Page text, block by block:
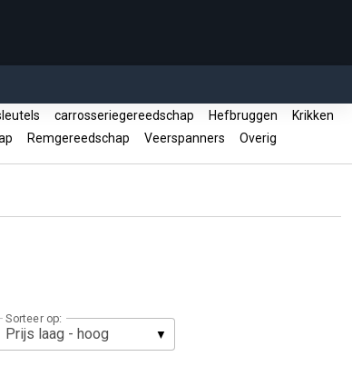
carrosseriegereedschap Hefbruggen
Krikken
Remgereedschap Veerspanners Overig
Sorteer op: